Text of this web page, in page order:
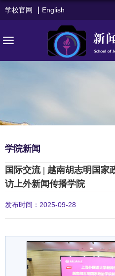
学校官网 English
学院新闻
国际交流 | 越南胡志明国家
访上外新闻传播学院
发布时间：2025-09-28